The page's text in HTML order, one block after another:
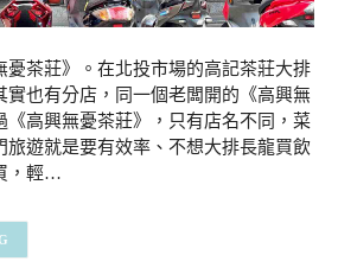
憂茶莊》。在北投市場的高記茶莊大排
實也有分店，同一個老闆開的《高興無
《高興無憂茶莊》，只有店名不同，菜
旅遊就是要有效率、不想大排長龍買飲
，輕…